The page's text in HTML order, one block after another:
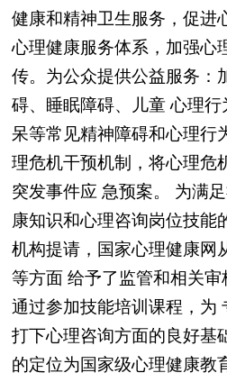
健康和精神卫生服务，促进
心理健康服务体系，加强心
传。为公众提供公益服务：
碍、睡眠障碍、儿童心理行
呆等常见精神障碍和心理行
理危机干预机制，将心理危
突发事件应 急预案。 为满
康知识和心理咨询岗位技能
机构提请，国家心理健康网
等方面给予了监管和相关
通过参加技能培训课程，为
打下心理咨询方面的良好基
的定位为国家级心理健康教